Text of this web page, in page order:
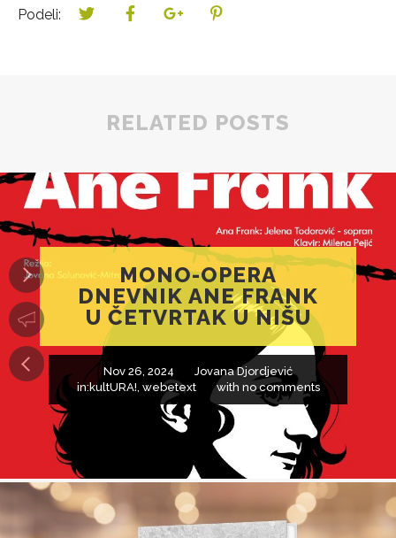
Podeli:
RELATED POSTS
MONO-OPERA
DNEVNIK ANE FRANK
U ČETVRTAK U NIŠU
Nov 26, 2024
Jovana Djordjević
in:kultURA!, webetext with no comments